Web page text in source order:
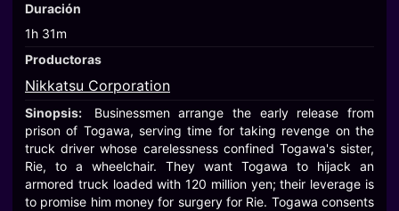
Duración
1h 31m
Productoras
Nikkatsu Corporation
Sinopsis:
Businessmen arrange the early release from
prison of Togawa, serving time for taking revenge on the
truck driver whose carelessness confined Togawa's sister,
Rie, to a wheelchair. They want Togawa to hijack an
armored truck loaded with 120 million yen; their leverage is
to promise him money for surgery for Rie. Togawa consents